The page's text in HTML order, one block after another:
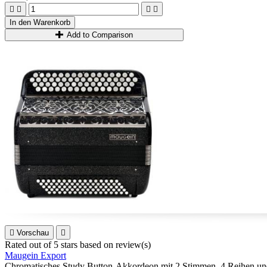
   
In den Warenkorb
Add to Comparison
 Vorschau 
Rated out of 5 stars based on review(s)
Maugein Export